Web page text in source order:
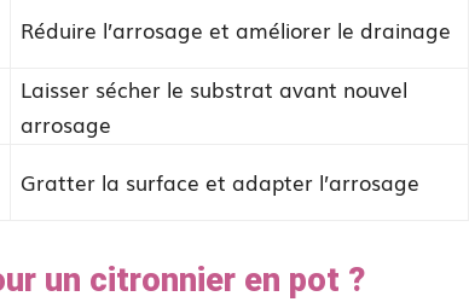
Réduire l’arrosage et améliorer le drainage
Laisser sécher le substrat avant nouvel
arrosage
Gratter la surface et adapter l’arrosage
un citronnier en pot ?